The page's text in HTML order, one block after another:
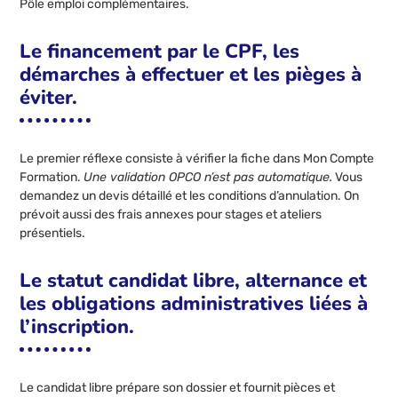
Pôle emploi complémentaires.
Le financement par le CPF, les
démarches à effectuer et les pièges à
éviter.
Le premier réflexe consiste à vérifier la fiche dans Mon Compte
Formation. Une validation OPCO n’est pas automatique. Vous
demandez un devis détaillé et les conditions d’annulation. On
prévoit aussi des frais annexes pour stages et ateliers
présentiels.
Le statut candidat libre, alternance et
les obligations administratives liées à
l’inscription.
Le candidat libre prépare son dossier et fournit pièces et